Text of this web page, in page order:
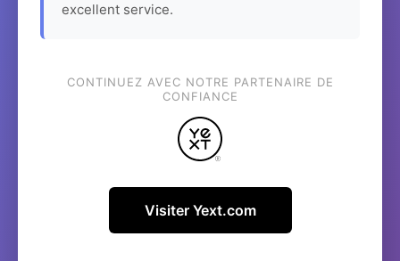
excellent service.
CONTINUEZ AVEC NOTRE PARTENAIRE DE
CONFIANCE
Visiter Yext.com